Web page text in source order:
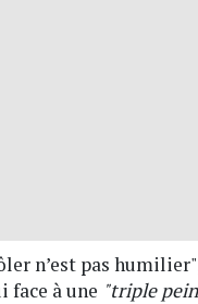
n’est pas
face à une "triple